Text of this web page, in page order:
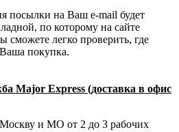
посылки на Ваш e-mail будет
по которому на сайте
сможете легко проверить, где
покупка.
Major Express (доставка в офис
Москву и МО от 2 до 3 рабочих